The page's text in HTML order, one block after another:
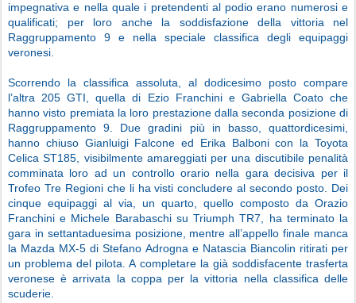
impegnativa e nella quale i pretendenti al podio erano numerosi e
qualificati; per loro anche la soddisfazione della vittoria nel
Raggruppamento 9 e nella speciale classifica degli equipaggi
veronesi.
Scorrendo la classifica assoluta, al dodicesimo posto compare
l’altra 205 GTI, quella di Ezio Franchini e Gabriella Coato che
hanno visto premiata la loro prestazione dalla seconda posizione di
Raggruppamento 9. Due gradini più in basso, quattordicesimi,
hanno chiuso Gianluigi Falcone ed Erika Balboni con la Toyota
Celica ST185, visibilmente amareggiati per una discutibile penalità
comminata loro ad un controllo orario nella gara decisiva per il
Trofeo Tre Regioni che li ha visti concludere al secondo posto. Dei
cinque equipaggi al via, un quarto, quello composto da Orazio
Franchini e Michele Barabaschi su Triumph TR7, ha terminato la
gara in settantaduesima posizione, mentre all’appello finale manca
la Mazda MX-5 di Stefano Adrogna e Natascia Biancolin ritirati per
un problema del pilota. A completare la già soddisfacente trasferta
veronese è arrivata la coppa per la vittoria nella classifica delle
scuderie.